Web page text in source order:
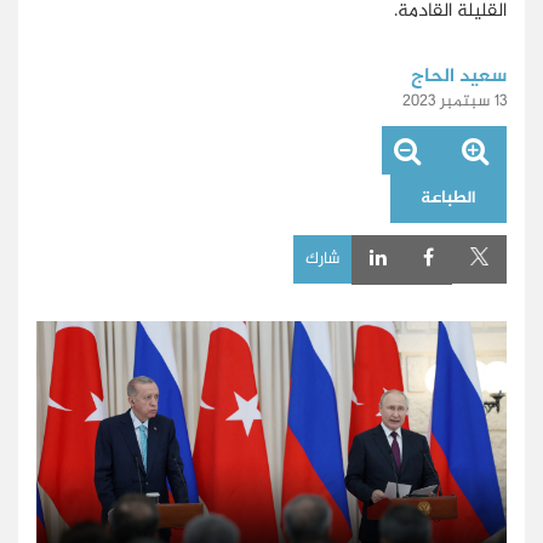
القليلة القادمة.
سعيد الحاج
13 سبتمبر 2023
الطباعة
شارك